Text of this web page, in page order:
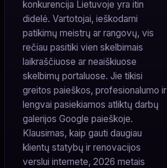
konkurencija Lietuvoje yra itin
didelė. Vartotojai, ieškodami
patikimų meistrų ar rangovų, vis
rečiau pasitiki vien skelbimais
laikraščiuose ar neaiškiuose
skelbimų portaluose. Jie tikisi
greitos paieškos, profesionalumo ir
lengvai pasiekiamos atliktų darbų
galerijos Google paieškoje.
Klausimas, kaip gauti daugiau
klientų statybų ir renovacijos
verslui internete, 2026 metais